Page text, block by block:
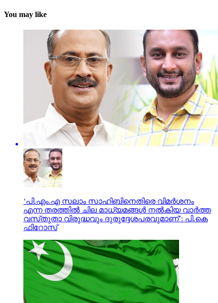
You may like
‘പി.എം.എ സലാം സാഹിബിനെതിരെ വിമർശനം
എന്ന തരത്തിൽ ചില മാധ്യമങ്ങൾ നൽകിയ വാർത്ത
വസ്‌തുതാ വിരുദ്ധവും ദുരുദ്ദേശപരവുമാണ്’: പി.കെ
ഫിറോസ്‌